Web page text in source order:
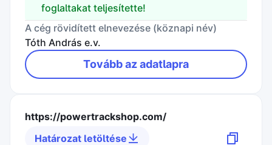
foglaltakat teljesítette!
A cég rövidített elnevezése (köznapi név)
Tóth András e.v.
Tovább az adatlapra
https://powertrackshop.com/
Határozat letöltése